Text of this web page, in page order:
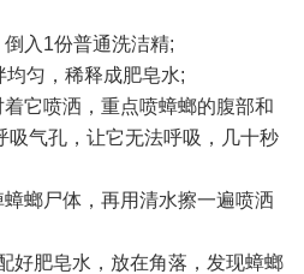
入 1份普通洗洁精;
均匀，稀释成肥皂水;
它喷洒，重点喷蟑螂的腹部和
吸气孔，让它无法呼吸，几十秒
螂尸体，再用清水擦一遍喷洒
好肥皂水，放在角落，发现蟑螂